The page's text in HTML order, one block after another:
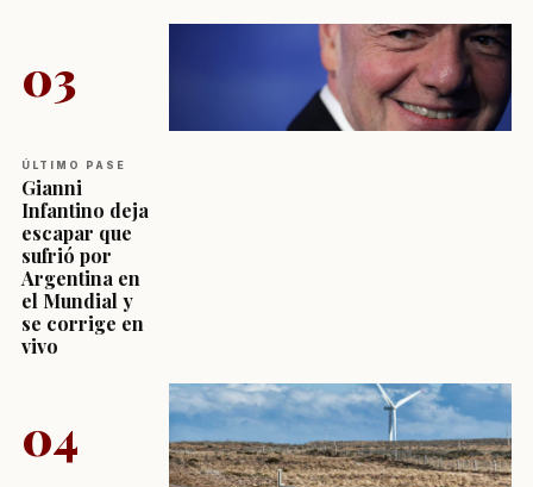
03
ÚLTIMO PASE
Gianni
Infantino deja
escapar que
sufrió por
Argentina en
el Mundial y
se corrige en
vivo
04